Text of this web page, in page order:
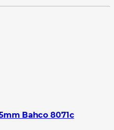
Bahco 8071c